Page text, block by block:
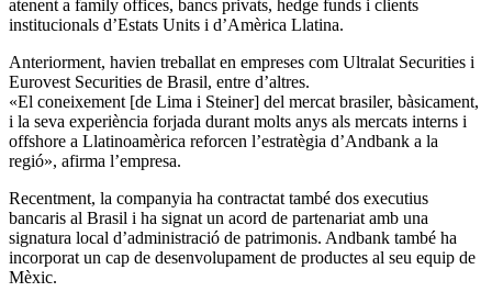
atenent a family offices, bancs privats, hedge funds i clients
institucionals d’Estats Units i d’Amèrica Llatina.
Anteriorment, havien treballat en empreses com Ultralat Securities i
Eurovest Securities de Brasil, entre d’altres.
«El coneixement [de Lima i Steiner] del mercat brasiler, bàsicament,
i la seva experiència forjada durant molts anys als mercats interns i
offshore a Llatinoamèrica reforcen l’estratègia d’Andbank a la
regió», afirma l’empresa.
Recentment, la companyia ha contractat també dos executius
bancaris al Brasil i ha signat un acord de partenariat amb una
signatura local d’administració de patrimonis. Andbank també ha
incorporat un cap de desenvolupament de productes al seu equip de
Mèxic.